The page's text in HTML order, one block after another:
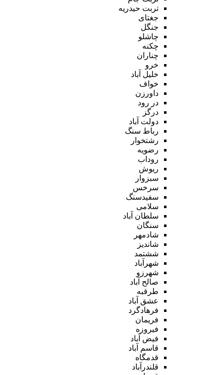
تربت حیدریه
جغتای
جنگل
چاشلو
چکنه
چناران
خرو
خلیل آباد
خواف
داورزن
در رود
درگز
دولت آباد
رباط سنگ
رشتخوار
رضویه
روداب
ریوش
سبزوار
سرخس
سفیدسنگ
سلامی
سلطان آباد
سنگان
شادمهر
شاندیز
ششتمد
شهرآباد
شهرزو
صالح آباد
طرقبه
عشق آباد
فرهادگرد
فریمان
فیروزه
فیض آباد
قاسم آباد
قدمگاه
قلندرآباد